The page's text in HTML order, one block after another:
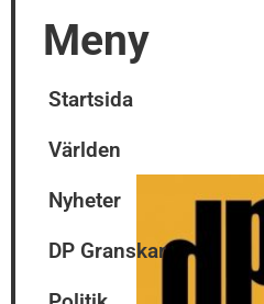
Meny
Startsida
Världen
Nyheter
DP Granskar